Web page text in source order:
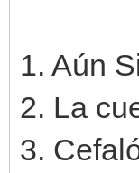
1. Aún
2. La
3.